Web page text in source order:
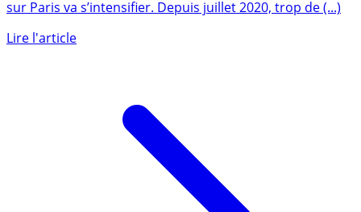
sur Paris va s’intensifier. Depuis juillet 2020, trop de (...)